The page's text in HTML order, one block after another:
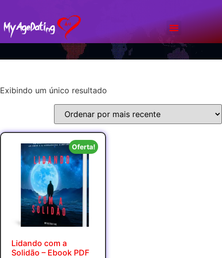
Exibindo um único resultado
Oferta!
Lidando com a
Solidão – Ebook PDF